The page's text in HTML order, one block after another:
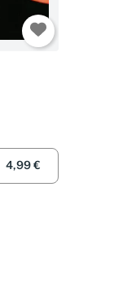
4,99 €